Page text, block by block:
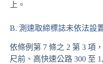
上。
B. 測速取締標誌未依法設
依條例第 7 條之 2 第 3 項
尺前、高快速公路 300 至